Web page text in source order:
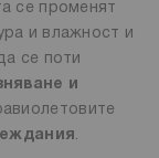
се променят
и влажност и
се поти
и
.